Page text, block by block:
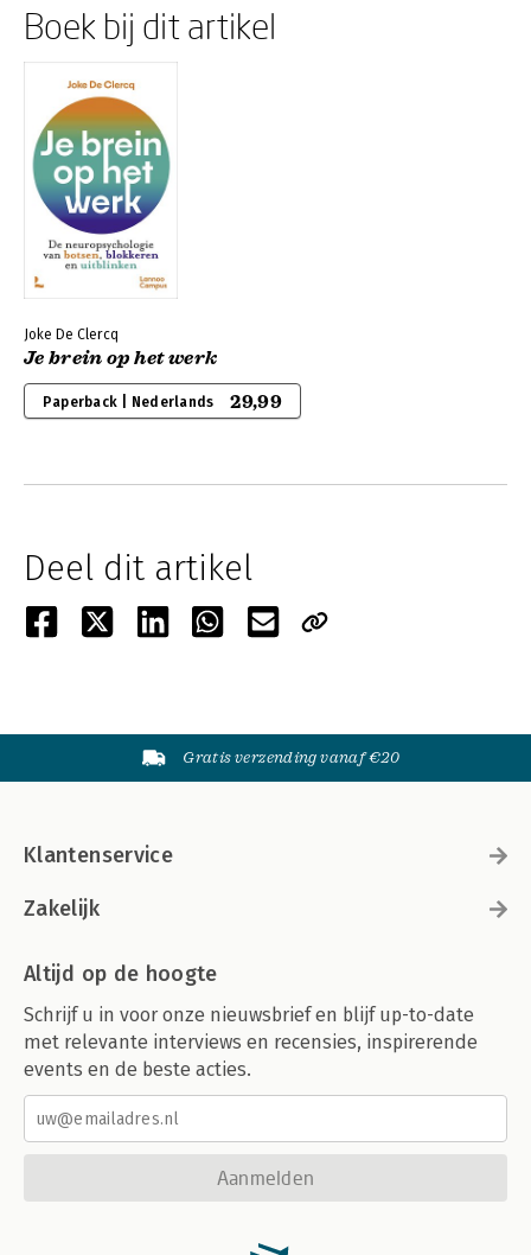
Boek bij dit artikel
Joke De Clercq
Je brein op het werk
Paperback | Nederlands 29,99
Deel dit artikel
Gratis verzending vanaf €20
Klantenservice
Zakelijk
Altijd op de hoogte
Schrijf u in voor onze nieuwsbrief en blijf up-to-date
met relevante interviews en recensies, inspirerende
events en de beste acties.
Aanmelden